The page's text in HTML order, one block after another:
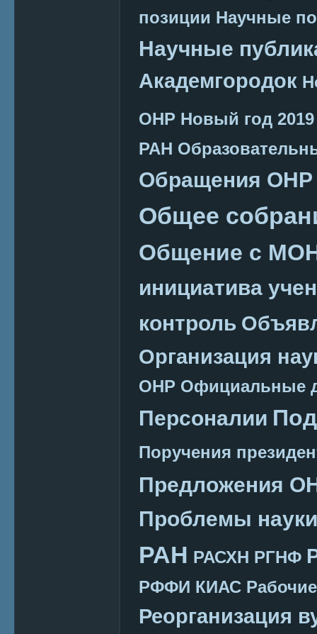
позиции Научные
Научные
Академгородок
ОНР Новый год 2019
РАН
Обращения ОНР
Общее
Общение с
инициатива
контроль
Организация
ОНР Официальные
Персоналии
Поручения
Предложения
Проблемы науки
РАН РАСХН РГНФ
РФФИ КИАС
Реорганизация